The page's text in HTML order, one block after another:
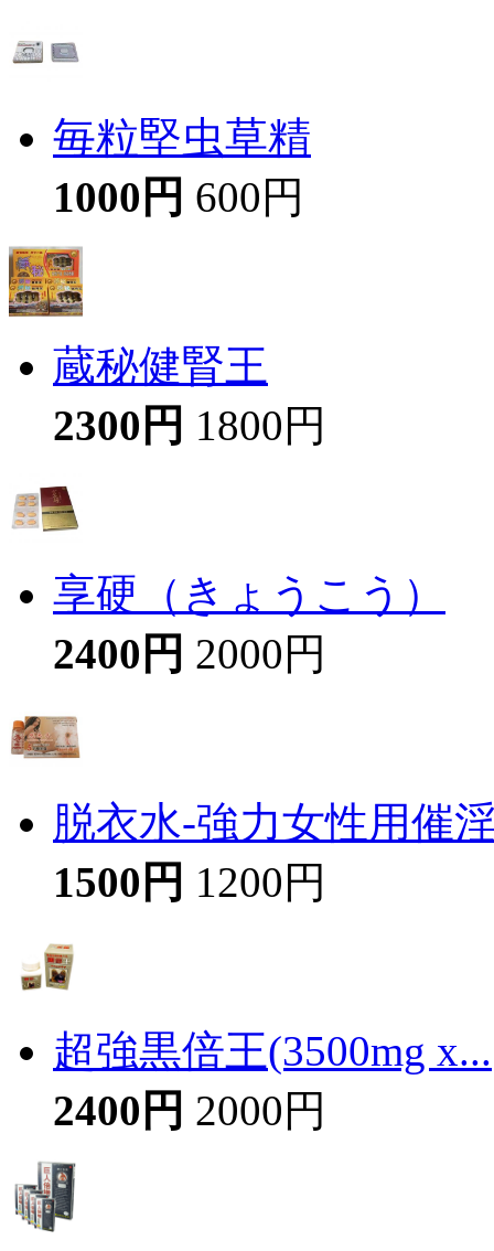
毎粒堅虫草精
1000円 600円
蔵秘健腎王
2300円 1800円
享硬（きょうこう）
2400円 2000円
脱衣水-強力女性用催
1500円 1200円
超強黒倍王(3500mg x...
2400円 2000円